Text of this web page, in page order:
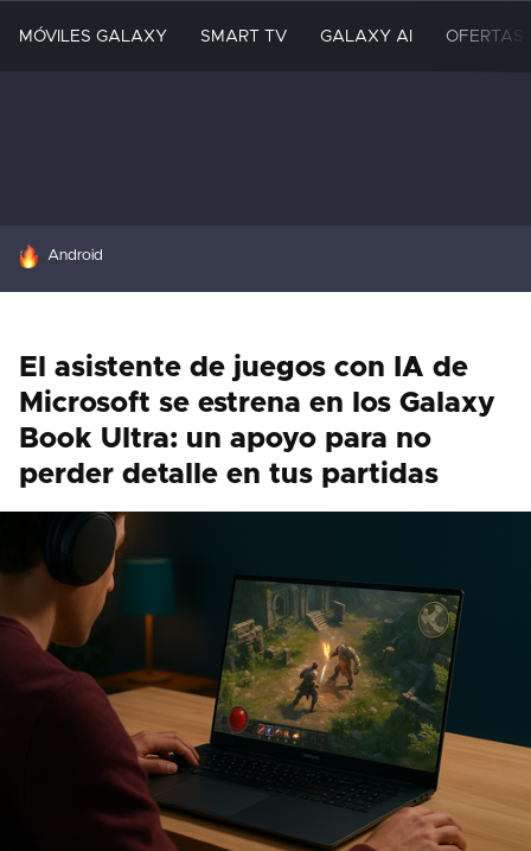
MÓVILES GALAXY SMART TV GALAXY AI OFERTAS
HOY SE HABLA DE
Android
El asistente de juegos con IA de
Microsoft se estrena en los Galaxy
Book Ultra: un apoyo para no
perder detalle en tus partidas